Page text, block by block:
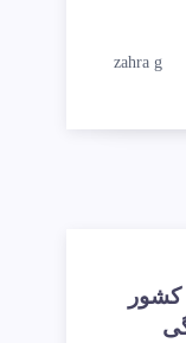
zahra g
کشور